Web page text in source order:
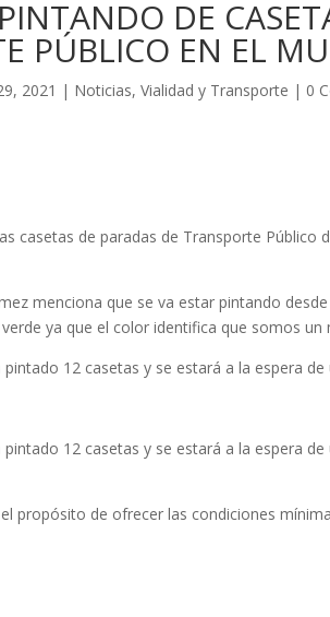
DE
PÚBLICO EN EL
2021 | Noticias,Vialidad y Transporte | 0
casetas de paradas de Transporte Público
menciona que se va estar pintando
ya que el color identifica que somos un
12 casetas y se estará a la espera
12 casetas y se estará a la espera
propósito de ofrecer las condiciones